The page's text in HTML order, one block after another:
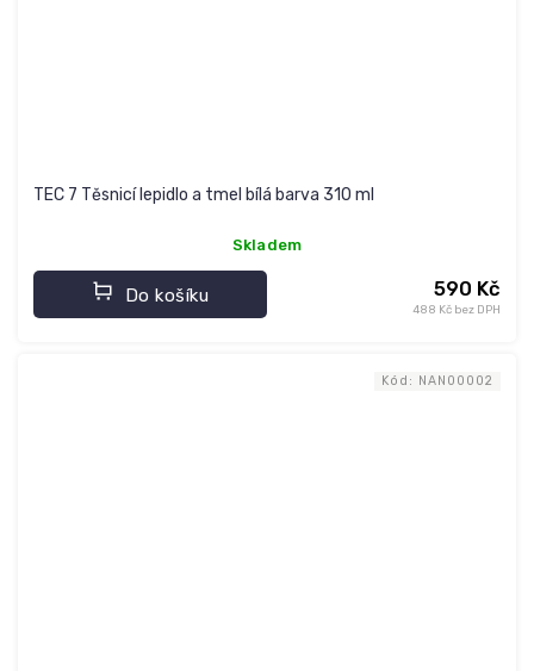
TEC 7 Těsnicí lepidlo a tmel bílá barva 310 ml
Skladem
488 Kč bez DPH
590 Kč
Do košíku
Kód: NAN00002